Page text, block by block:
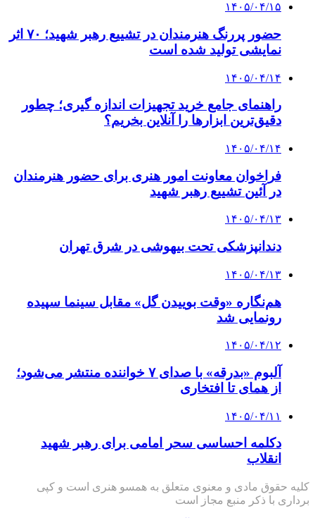
۱۴۰۵/۰۴/۱۵
حضور پررنگ هنرمندان در تشییع رهبر شهید؛ ۷۰ اثر
نمایشی تولید شده است
۱۴۰۵/۰۴/۱۴
راهنمای جامع خرید تجهیزات اندازه گیری؛ چطور
دقیق‌ترین ابزارها را آنلاین بخریم؟
۱۴۰۵/۰۴/۱۴
فراخوان معاونت امور هنری برای حضور هنرمندان
در آئین تشییع رهبر شهید
۱۴۰۵/۰۴/۱۳
دندانپزشکی تحت بیهوشی در شرق تهران
۱۴۰۵/۰۴/۱۳
هم‌نگاره «وقت بوییدن گل» مقابل سینما سپیده
رونمایی شد
۱۴۰۵/۰۴/۱۲
آلبوم «بدرقه» با صدای ۷ خواننده منتشر می‌شود؛
از همای تا افتخاری
۱۴۰۵/۰۴/۱۱
دکلمه‌ احساسی سحر امامی برای رهبر شهید
انقلاب
کلیه حقوق مادی و معنوی متعلق به همسو هنری است و کپی
برداری با ذکر منبع مجاز است